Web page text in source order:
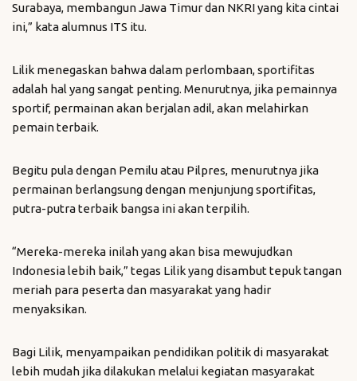
Surabaya, membangun Jawa Timur dan NKRI yang kita cintai
ini,” kata alumnus ITS itu.
Lilik menegaskan bahwa dalam perlombaan, sportifitas
adalah hal yang sangat penting. Menurutnya, jika pemainnya
sportif, permainan akan berjalan adil, akan melahirkan
pemain terbaik.
Begitu pula dengan Pemilu atau Pilpres, menurutnya jika
permainan berlangsung dengan menjunjung sportifitas,
putra-putra terbaik bangsa ini akan terpilih.
“Mereka-mereka inilah yang akan bisa mewujudkan
Indonesia lebih baik,” tegas Lilik yang disambut tepuk tangan
meriah para peserta dan masyarakat yang hadir
menyaksikan.
Bagi Lilik, menyampaikan pendidikan politik di masyarakat
lebih mudah jika dilakukan melalui kegiatan masyarakat